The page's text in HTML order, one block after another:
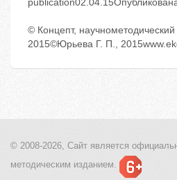
© Концепт,
2015©Юрьева Г. П.,
© 2008-2026, Сайт является
методическим изданием.